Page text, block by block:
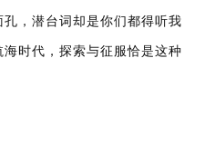
，潜台词却是你们都得听我
时代，探索与征服恰是这种